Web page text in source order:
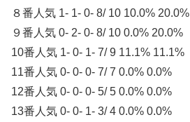
８番人気 1- 1- 0- 8/ 10 10.0% 20.0%
９番人気 0- 2- 0- 8/ 10 0.0% 20.0%
10番人気 1- 0- 1- 7/ 9 11.1% 11.1%
11番人気 0- 0- 0- 7/ 7 0.0% 0.0%
12番人気 0- 0- 0- 5/ 5 0.0% 0.0%
13番人気 0- 0- 1- 3/ 4 0.0% 0.0%